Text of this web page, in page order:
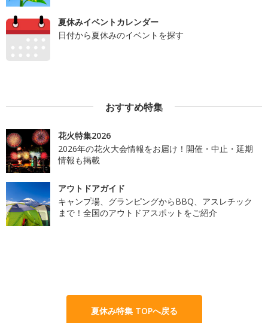
夏休みイベントカレンダー
日付から夏休みのイベントを探す
おすすめ特集
花火特集2026
2026年の花火大会情報をお届け！開催・中止・延期
情報も掲載
アウトドアガイド
キャンプ場、グランピングからBBQ、アスレチック
まで！全国のアウトドアスポットをご紹介
夏休み特集 TOPへ戻る